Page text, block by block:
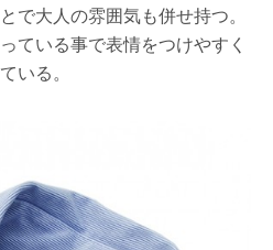
で大人の雰囲気も併せ持つ。
ている事で表情をつけやすく
いる。